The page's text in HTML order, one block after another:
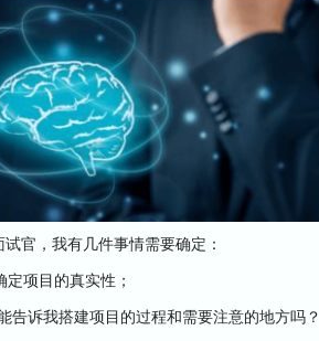
官，我有几件事情需要确定：
项目的真实性；
告诉我搭建项目的过程和需要注意的地方吗？